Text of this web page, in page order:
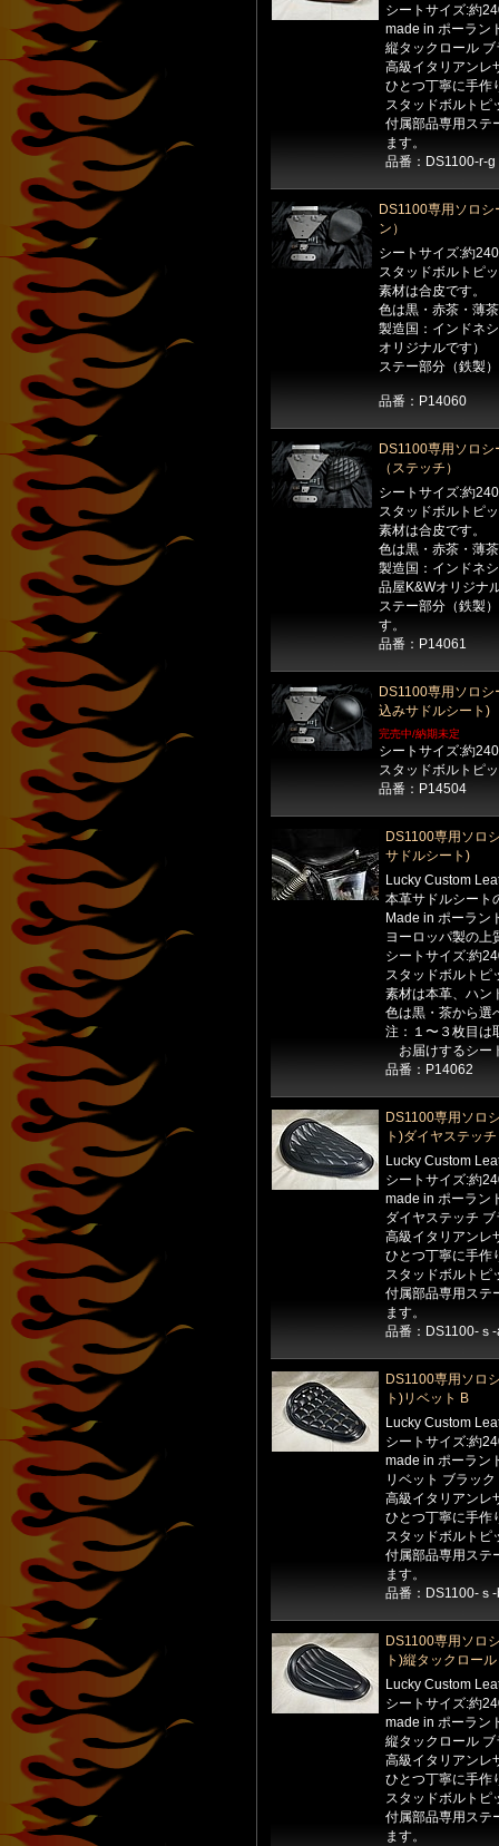
シートサイズ:約
made in ポーラン
縦タックロール ブ
高級イタリアンレ
ひとつ丁寧に手作
スタッドボルトピ
付属部品専用ステ
ます。
品番：DS1100-r-g
DS1100専用ソロ
ン）
シートサイズ:約
スタッドボルトピ
素材は合皮です。
色は黒・赤茶・薄
製造国：インドネ
オリジナルです）
ステー部分（鉄製
品番：P14060
DS1100専用ソロ
（ステッチ）
シートサイズ:約
スタッドボルトピ
素材は合皮です。
色は黒・赤茶・薄
製造国：インドネ
品屋K&Wオリジナ
ステー部分（鉄製
す。
品番：P14061
DS1100専用ソロ
込みサドルシート)
完売中/納期未定
シートサイズ:約
スタッドボルトピ
品番：P14504
DS1100専用ソロ
サドルシート)
Lucky Custom
本革サドルシート
Made in ポーラン
ヨーロッパ製の上
シートサイズ:約
スタッドボルトピ
素材は本革、ハン
色は黒・茶から選
注：１〜３枚目は
お届けするシー
品番：P14062
DS1100専用ソロ
ト)ダイヤステッ
Lucky Custom
シートサイズ:約
made in ポーラン
ダイヤステッチ
高級イタリアンレ
ひとつ丁寧に手作
スタッドボルトピ
付属部品専用ステ
ます。
品番：DS1100-ｓ
DS1100専用ソロ
ト)リベット B
Lucky Custom
シートサイズ:約
made in ポーラン
リベット ブラック
高級イタリアンレ
ひとつ丁寧に手作
スタッドボルトピ
付属部品専用ステ
ます。
品番：DS1100-ｓ
DS1100専用ソロ
ト)縦タックロー
Lucky Custom
シートサイズ:約
made in ポーラン
縦タックロール ブ
高級イタリアンレ
ひとつ丁寧に手作
スタッドボルトピ
付属部品専用ステ
ます。